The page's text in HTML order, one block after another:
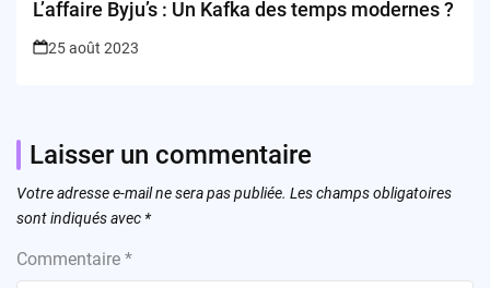
L’affaire Byju’s : Un Kafka des temps modernes ?
25 août 2023
Laisser un commentaire
Votre adresse e-mail ne sera pas publiée. Les champs obligatoires
sont indiqués avec *
Commentaire *